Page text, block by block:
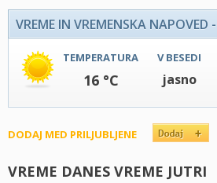
VREME IN VREMENSKA NAPOVED
TEMPERATURA
16 °C
V BESEDI
jasno
DODAJ MED PRILJUBLJENE
VREME DANES VREME JUTRI